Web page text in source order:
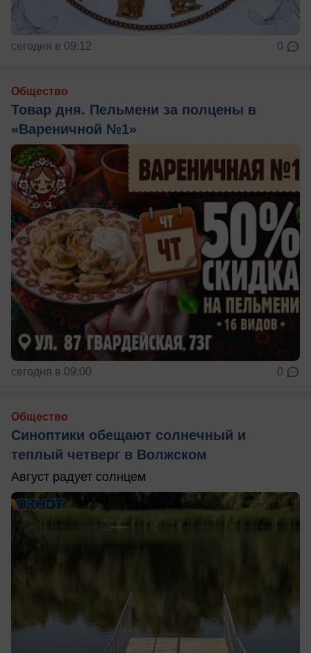
сегодня в 09:12 0
Общество
Товар дня. Пельмени за полцены в
«Вареничной №1»
сегодня в 09:00 0
Общество
Синоптики обещают солнечный и
теплый четверг в Волжском
Август радует солнцем